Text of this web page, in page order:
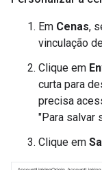
Em Cenas,
vinculação
Clique em
curta para
precisa
"Para salvar
Clique em